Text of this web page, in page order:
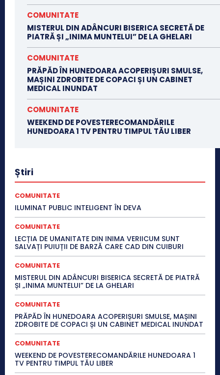
COMUNITATE
MISTERUL DIN ADÂNCURI BISERICA SECRETĂ DE
PIATRĂ ȘI „INIMA MUNTELUI” DE LA GHELARI
COMUNITATE
PRĂPĂD ÎN HUNEDOARA ACOPERIȘURI SMULSE,
MAȘINI ZDROBITE DE COPACI ȘI UN CABINET
MEDICAL INUNDAT
COMUNITATE
WEEKEND DE POVESTERECOMANDĂRILE
HUNEDOARA 1 TV PENTRU TIMPUL TĂU LIBER
Știri
COMUNITATE
ILUMINAT PUBLIC INTELIGENT ÎN DEVA
COMUNITATE
LECȚIA DE UMANITATE DIN INIMA VERIICUM SUNT
SALVAȚI PUIUȚII DE BARZĂ CARE CAD DIN CUIBURI
COMUNITATE
MISTERUL DIN ADÂNCURI BISERICA SECRETĂ DE PIATRĂ
ȘI „INIMA MUNTELUI” DE LA GHELARI
COMUNITATE
PRĂPĂD ÎN HUNEDOARA ACOPERIȘURI SMULSE, MAȘINI
ZDROBITE DE COPACI ȘI UN CABINET MEDICAL INUNDAT
COMUNITATE
WEEKEND DE POVESTERECOMANDĂRILE HUNEDOARA 1
TV PENTRU TIMPUL TĂU LIBER